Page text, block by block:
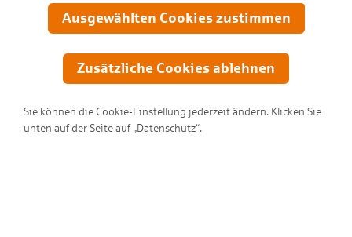
Übertragung anonymisiert.
Ausgewählten Cookies zustimmen
Zusätzliche Cookies ablehnen
Sie können die Cookie-Einstellung jederzeit ändern. Klicken Sie
unten auf der Seite auf „Datenschutz“.